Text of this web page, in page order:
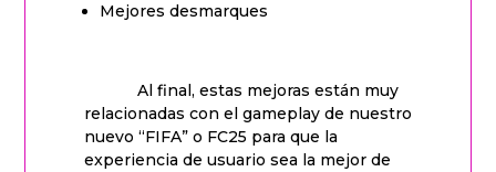
Mejores desmarques
Al final, estas mejoras están muy
relacionadas con el gameplay de nuestro
nuevo “FIFA” o FC25 para que la
experiencia de usuario sea la mejor de